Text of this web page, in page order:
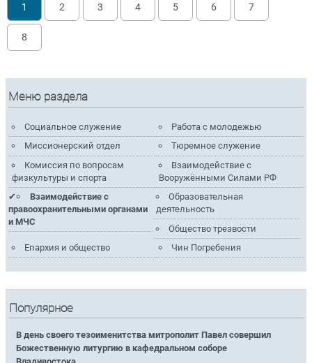
1 2 3 4 5 6 7
8
Меню раздела
Социальное служение
Работа с молодежью
Миссионерский отдел
Тюремное служение
Комиссия по вопросам
физкультуры и спорта
Взаимодействие с
Вооружёнными Силами РФ
Взаимодействие с
правоохранительными органами
и МЧС
Образовательная
деятельность
Общество трезвости
Епархия и общество
Чин Погребения
Популярное
В день своего тезоименитства митрополит Павел совершил
Божественную литургию в кафедральном соборе